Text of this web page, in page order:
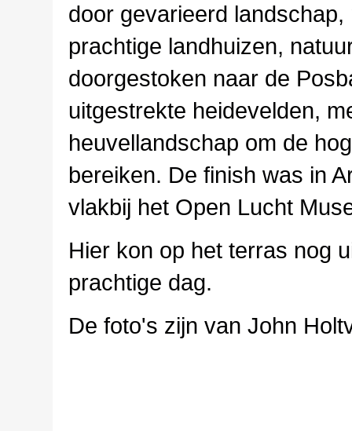
door gevarieerd
prachtige landhuizen,
doorgestoken naar de
uitgestrekte heidevelden,
heuvellandschap om de
bereiken. De finish was in
vlakbij het Open Lucht
Hier kon op het terras nog
prachtige dag.
De foto's zijn van John